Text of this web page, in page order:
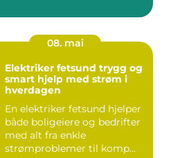
08. mai
Elektriker fetsund trygg og
smart hjelp med strøm i
hverdagen
En elektriker fetsund hjelper
både boligeiere og bedrifter
med alt fra enkle
strømproblemer til komp...